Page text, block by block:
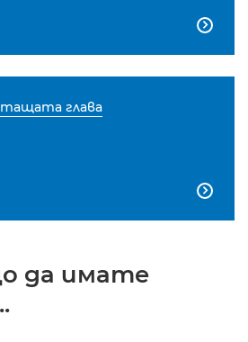

глава

да имате